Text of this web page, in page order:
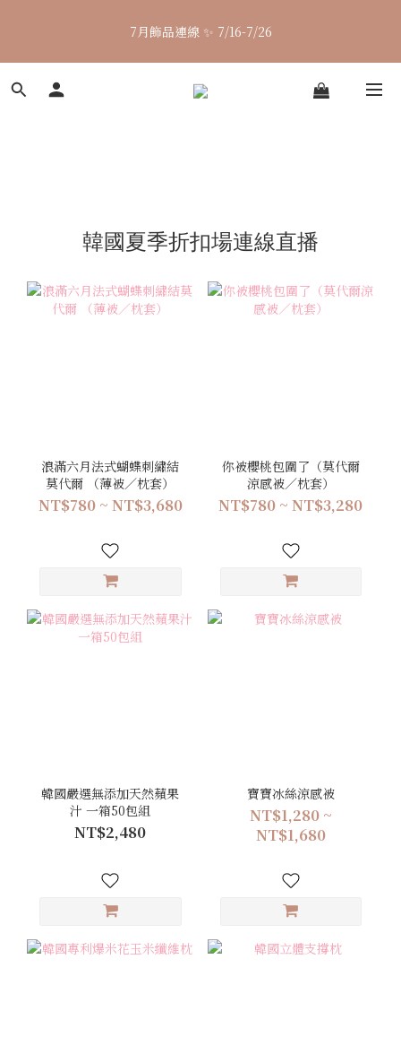
🌈七月涼感韓貨新品連線 已收單🌈 全力追加出貨中
7月飾品連線 ✨ 7/16-7/26
🌈七月涼感韓貨新品連線 已收單🌈 全力追加出貨中
韓國夏季折扣場連線直播
浪滿六月法式蝴蝶刺繡結
莫代爾 （薄被／枕套）
NT$780 ~ NT$3,680
你被櫻桃包圍了（莫代爾
涼感被／枕套）
NT$780 ~ NT$3,280
韓國嚴選無添加天然蘋果
汁 一箱50包組
NT$2,480
寶寶冰絲涼感被
NT$1,280 ~
NT$1,680